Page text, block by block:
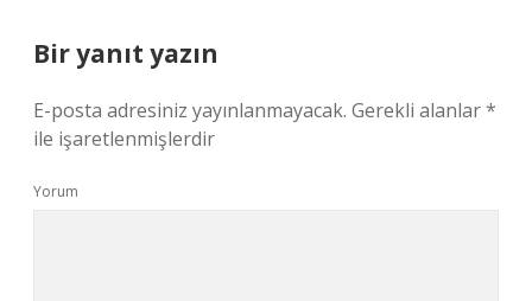
Bir yanıt yazın
E-posta adresiniz yayınlanmayacak. Gerekli alanlar*
ile işaretlenmişlerdir
Yorum